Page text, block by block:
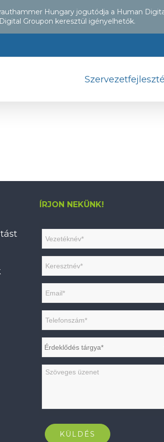
ÍRJON NEKÜNK!
Hungary jogutódja a Human
Groupon keresztül igényelhetők.